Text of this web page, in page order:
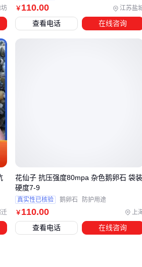
深色纹理可能让空间显得压抑。这时
云朵拉灰大理石该如何选择？
型重点也完全不同：
理的完整性和方向性，推荐
板规格
弯强度指标，公共区域建议选择
透处理，油污易渗入的厨房台面最好
，大理石拼花
能实现更复杂的艺术
些优质石英石
的仿大理石纹路也是
坊 ￥ 110.00 江苏盐
查看电话 在线咨询
迁 ￥ 110.00 上
花仙子 抗压强度80mpa 杂色鹅卵石 袋
硬度7-9
真实性已核验 鹅卵石 防护用途
查看电话 在线咨询